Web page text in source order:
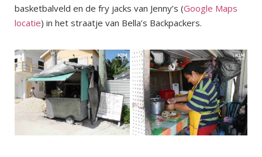
basketbalveld en de fry jacks van Jenny’s (Google Maps
locatie) in het straatje van Bella’s Backpackers.